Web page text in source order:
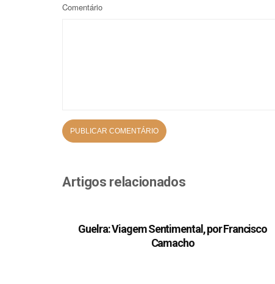
Comentário
Artigos relacionados
Guelra: Viagem Sentimental, por Francisco
Camacho